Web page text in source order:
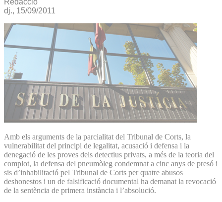
dj., 15/09/2011
Amb els arguments de la parcialitat del Tribunal de Corts, la
vulnerabilitat del principi de legalitat, acusació i defensa i la
denegació de les proves dels detectius privats, a més de la teoria del
complot, la defensa del pneumòleg condemnat a cinc anys de presó i
sis d’inhabilitació pel Tribunal de Corts per quatre abusos
deshonestos i un de falsificació documental ha demanat la revocació
de la sentència de primera instància i l’absolució.